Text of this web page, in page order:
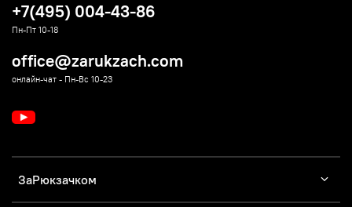
ЗаРюкзачком
+7(495) 004-43-86
Пн-Пт 10-18
office@zarukzach.com
онлайн-чат - Пн-Вс 10-23